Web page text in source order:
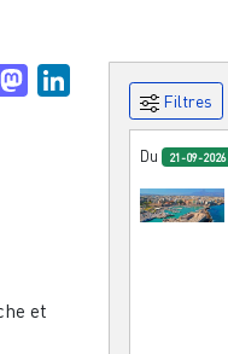
MastodonLinkedIn
et
Filtres
Du 21-09-2026